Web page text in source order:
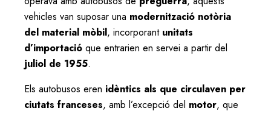
vehicles van suposar una modernització notòria
del material mòbil, incorporant unitats
d’importació que entrarien en servei a partir del
juliol de 1955.
Els autobusos eren idèntics als que circulaven per
ciutats franceses, amb l’excepció del motor, que